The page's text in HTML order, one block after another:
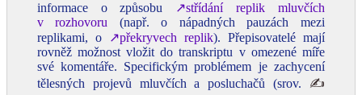
informace o způsobu
↗střídání replik mluvčích
v rozhovoru (např. o nápadných pauzách mezi
replikami, o
↗překryvech replik). Přepisovatelé mají
rovněž možnost vložit do transkriptu v omezené míře
své komentáře. Specifickým problémem je zachycení
tělesných projevů mluvčích a posluchačů (srov. ✍